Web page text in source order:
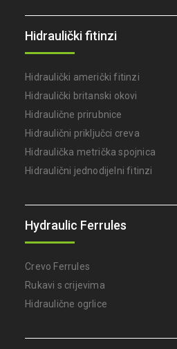
Hidraulički fitinzi
Hidraulički američki fitinzi
Hidraulički britanski okovi
Hidraulične prirubnice
Hidraulični priključci creva
Hidraulička metrička spojnica
Hidraulični jednodijelni fitinzi
Hydraulic Ferrules
Crevo Ferrules
Rukavi s crijevima
Hidraulične ogrlice